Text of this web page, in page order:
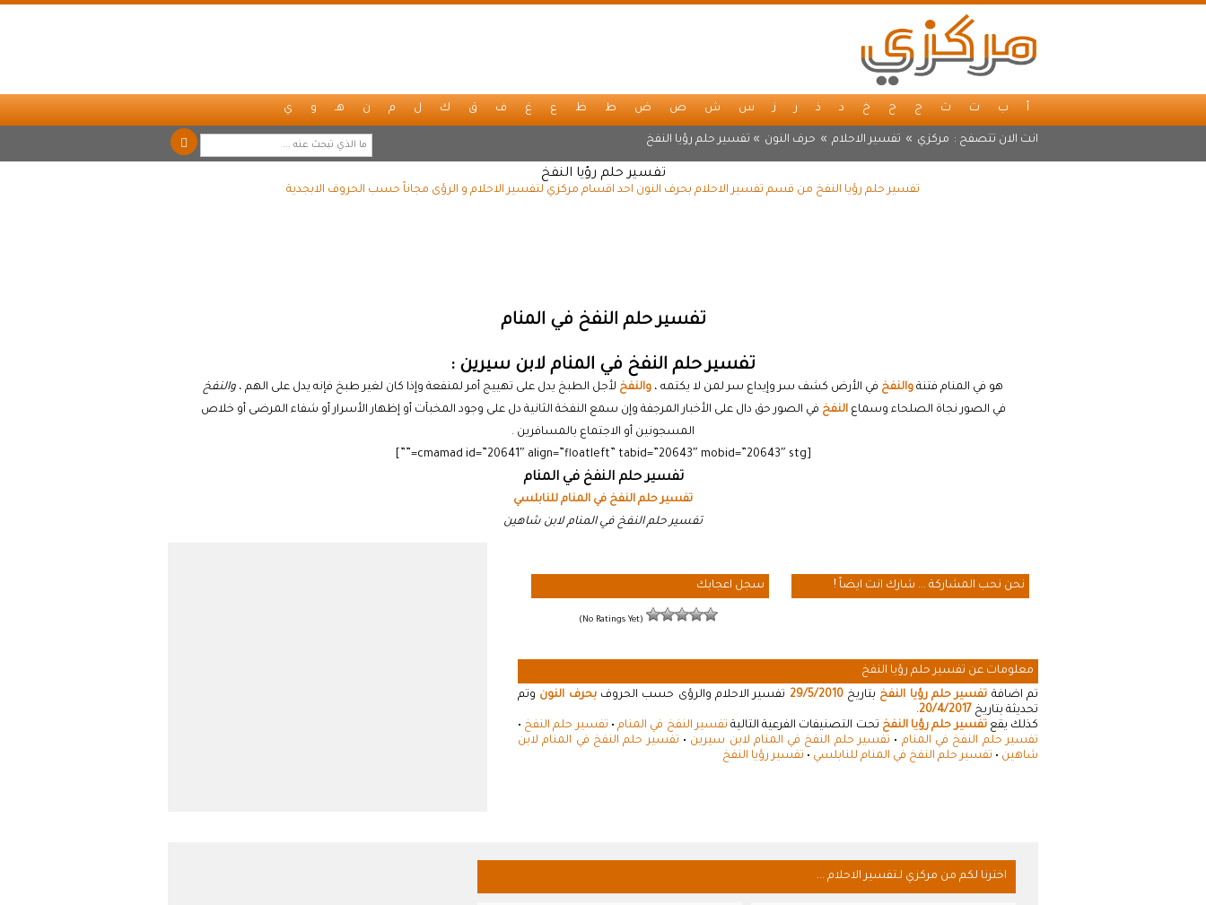
أ ب ت ث ج ح خ د ذ ر ز س ش ص ض ط ظ ع غ ف ق ك ل م ن هـ و ي
انت الان تتصفح : مركزي » تفسير الاحلام » حرف النون » تفسير حلم رؤيا النفخ
تفسير حلم رؤيا النفخ
تفسير حلم رؤيا النفخ من قسم تفسير الاحلام بحرف النون احد اقسام مركزي لتفسير الاحلام و الرؤى مجاناً حسب الحروف الابجدية
تفسير حلم النفخ في المنام
تفسير حلم النفخ في المنام لابن سيرين :
هو في المنام فتنة والنفخ في الأرض كشف سر وإيداع سر لمن لا يكتمه ، والنفخ لأجل الطبخ يدل على تهييج أمر لمنفعة وإذا كان لغير طبخ فإنه يدل على الهم ، والنفخ
في الصور نجاة الصلحاء وسماعالنفخ في الصور حق دال على الأخبار المرجفة وإن سمع النفخة الثانية دل على وجود المخبآت أو إظهار الأسرار أو شفاء المرضى أو خلاص
المسجونين أو الاجتماع بالمسافرين .
[cmamad id=”20641″ align=”floatleft” tabid=”20643″ mobid=”20643″ stg=””]
تفسير حلم النفخ في المنام
تفسير حلم النفخ في المنام للنابلسي
تفسير حلم النفخ في المنام لابن شاهين
نحن نحب المشاركة ... شارك انت ايضاً ! سجل اعجابك
(No Ratings Yet)
معلومات عن تفسير حلم رؤيا النفخ
تم اضافة تفسير حلم رؤيا النفخ بتاريخ29/5/2010 تفسير الاحلام والرؤى حسب الحروفبحرف النون وتم
تحديثة بتاريخ 20/4/2017
.
كذلك يقعتفسير حلم رؤيا النفخ تحت التصنيفات الفرعية التالية تفسير النفخ في المنام• تفسير حلم النفخ •
تفسير حلم النفخ في المنام • تفسير حلم النفخ في المنام لابن سيرين • تفسير حلم النفخ في المنام لابن
شاهين • تفسير حلم النفخ في المنام للنابلسي • تفسير رؤيا النفخ
اخترنا لكم من مركزي لـتفسير الاحلام ...